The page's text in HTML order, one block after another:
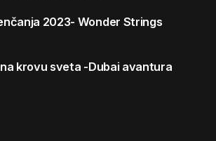
2023- Wonder Strings
krovu sveta -Dubai avantura